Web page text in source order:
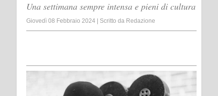
Una settimana sempre intensa e pieni di cultura
Giovedì 08 Febbraio 2024 Scritto da Redazione